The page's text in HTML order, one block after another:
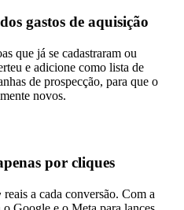
gastos de aquisição
que já se cadastraram ou
e adicione como lista de
de prospecção, para que o
novos.
por cliques
reais a cada conversão. Com a